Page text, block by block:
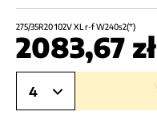
275/35R20 102V XL r-f W240s2(*)
2083,67 zł
4